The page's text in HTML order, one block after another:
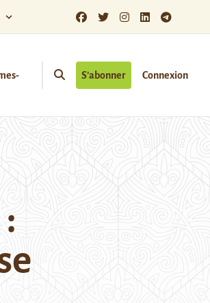
S’abonner Connexion